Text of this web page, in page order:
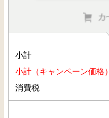
小計
小計（キャンペーン価格）
消費税